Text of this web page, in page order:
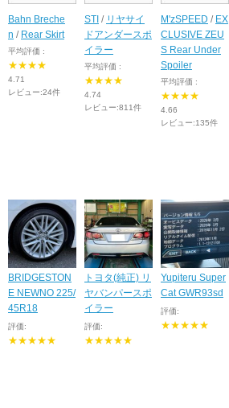
Bahn Breche
n / Rear Skirt
平均評価 :
★★★★
4.71
レビュー:24件
STI / リヤサイ
ドアンダースポ
イラー
平均評価 :
★★★★
4.74
レビュー:811件
M'zSPEED / EX
CLUSIVE ZEU
S Rear Under
Spoiler
平均評価 :
★★★★
4.66
レビュー:135件
BRIDGESTON
E NEWNO 225/
45R18
評価:
★★★★★
トヨタ(純正) リ
ヤバンパースポ
イラー
評価:
★★★★★
Yupiteru Super
Cat GWR93sd
評価:
★★★★★